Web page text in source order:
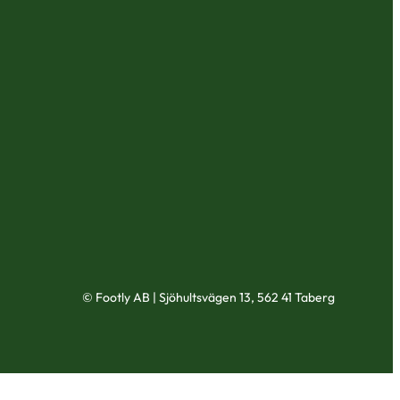
© Footly AB | Sjöhultsvägen 13, 562 41 Taberg